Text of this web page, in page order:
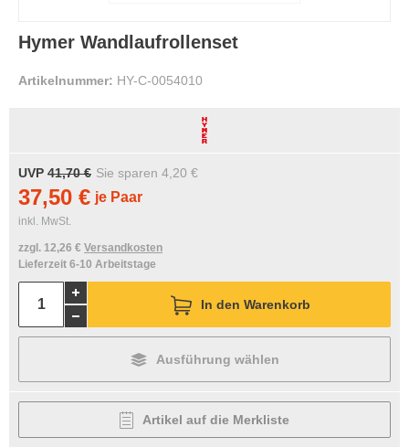
Hymer Wandlaufrollenset
Artikelnummer: HY-C-0054010
UVP 41,70 € Sie sparen 4,20 €
37,50 € je Paar
inkl. MwSt.
zzgl. 12,26 € Versandkosten
Lieferzeit 6-10 Arbeitstage
In den Warenkorb
Ausführung wählen
Artikel auf die Merkliste